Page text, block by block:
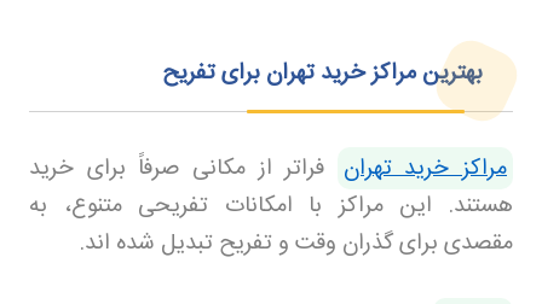
بهترین مراکز خرید تهران برای تفریح
مراکز خرید تهران فراتر از مکانی صرفاً برای خرید
هستند. این مراکز با امکانات تفریحی متنوع، به
مقصدی برای گذران وقت و تفریح تبدیل شده اند.